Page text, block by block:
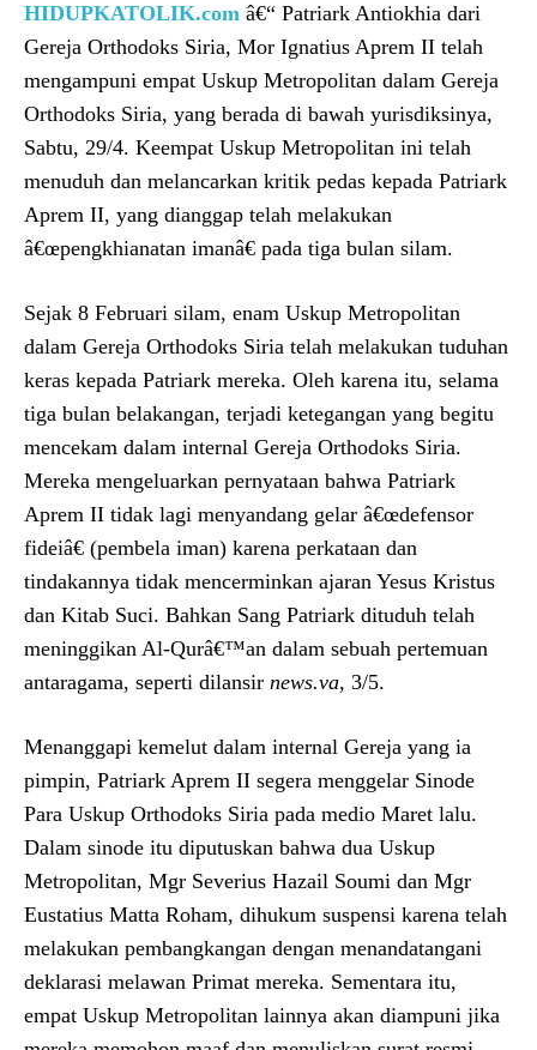
HIDUPKATOLIK.com â€“ Patriark Antiokhia dari
Gereja Orthodoks Siria, Mor Ignatius Aprem II telah
mengampuni empat Uskup Metropolitan dalam Gereja
Orthodoks Siria, yang berada di bawah yurisdiksinya,
Sabtu, 29/4. Keempat Uskup Metropolitan ini telah
menuduh dan melancarkan kritik pedas kepada Patriark
Aprem II, yang dianggap telah melakukan
â€œpengkhianatan imanâ€ pada tiga bulan silam.
Sejak 8 Februari silam, enam Uskup Metropolitan
dalam Gereja Orthodoks Siria telah melakukan tuduhan
keras kepada Patriark mereka. Oleh karena itu, selama
tiga bulan belakangan, terjadi ketegangan yang begitu
mencekam dalam internal Gereja Orthodoks Siria.
Mereka mengeluarkan pernyataan bahwa Patriark
Aprem II tidak lagi menyandang gelar â€œdefensor
fideiâ€ (pembela iman) karena perkataan dan
tindakannya tidak mencerminkan ajaran Yesus Kristus
dan Kitab Suci. Bahkan Sang Patriark dituduh telah
meninggikan Al-Qurâ€™an dalam sebuah pertemuan
antaragama, seperti dilansir news.va, 3/5.
Menanggapi kemelut dalam internal Gereja yang ia
pimpin, Patriark Aprem II segera menggelar Sinode
Para Uskup Orthodoks Siria pada medio Maret lalu.
Dalam sinode itu diputuskan bahwa dua Uskup
Metropolitan, Mgr Severius Hazail Soumi dan Mgr
Eustatius Matta Roham, dihukum suspensi karena telah
melakukan pembangkangan dengan menandatangani
deklarasi melawan Primat mereka. Sementara itu,
empat Uskup Metropolitan lainnya akan diampuni jika